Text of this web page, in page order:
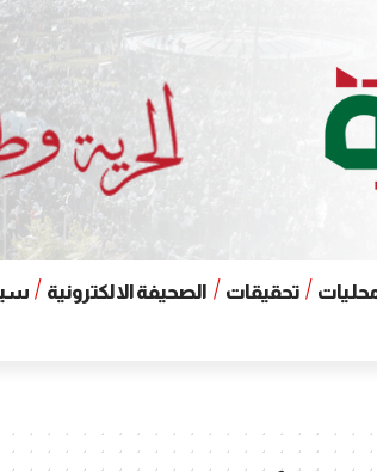
تحقيقات الصحيفة الالكترونية